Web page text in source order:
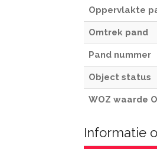
Oppervlakte
Omtrek pand
Pand nummer
Object status
WOZ waarde
Informatie